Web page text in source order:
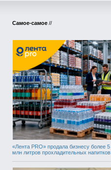
Самое-самое //
«Лента PRO» продала бизнесу более 5
млн литров прохладительных напитков